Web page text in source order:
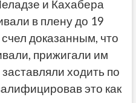
и Кахабера
в плену до 19
доказанным, что
прижигали им
ходить по
это как